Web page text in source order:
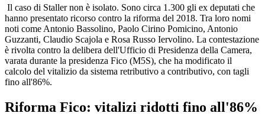
Il caso di Staller non è isolato. Sono circa 1.300 gli ex deputati che
hanno presentato ricorso contro la riforma del 2018. Tra loro nomi
noti come Antonio Bassolino, Paolo Cirino Pomicino, Antonio
Guzzanti, Claudio Scajola e Rosa Russo Iervolino. La contestazione
è rivolta contro la delibera dell'Ufficio di Presidenza della Camera,
varata durante la presidenza Fico (M5S), che ha modificato il
calcolo del vitalizio da sistema retributivo a contributivo, con tagli
fino all'86%.
Riforma Fico: vitalizi ridotti fino all'86%